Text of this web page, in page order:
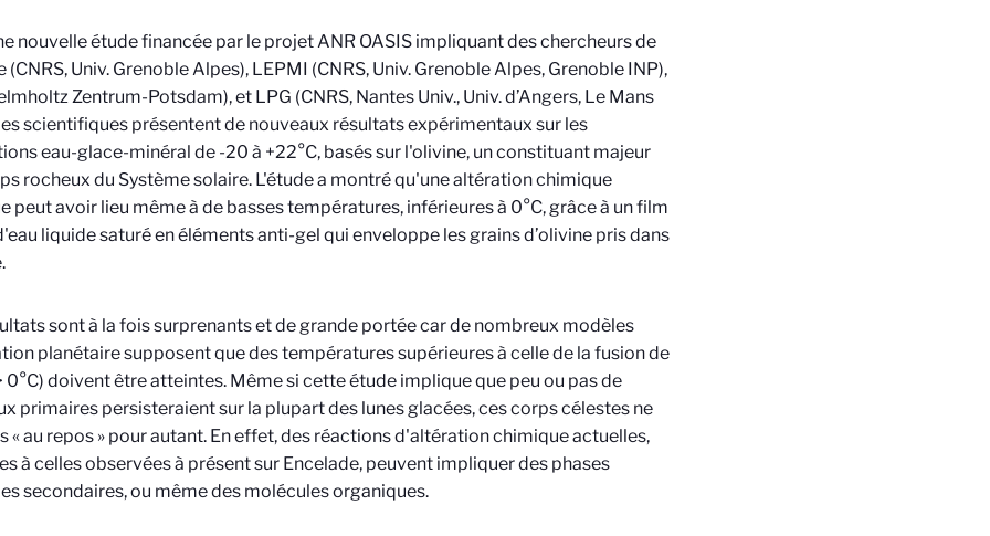
nouvelle étude financée par le projet ANR OASIS impliquant des chercheurs de
(CNRS, Univ. Grenoble Alpes), LEPMI (CNRS, Univ. Grenoble Alpes, Grenoble INP),
Zentrum-Potsdam), et LPG (CNRS, Nantes Univ., Univ. d’Angers, Le Mans
scientifiques présentent de nouveaux résultats expérimentaux sur les
eau-glace-minéral de -20 à +22°C, basés sur l'olivine, un constituant majeur
rocheux du Système solaire. L'étude a montré qu'une altération chimique
peut avoir lieu même à de basses températures, inférieures à 0°C, grâce à un film
liquide saturé en éléments anti-gel qui enveloppe les grains d’olivine pris dans
sont à la fois surprenants et de grande portée car de nombreux modèles
planétaire supposent que des températures supérieures à celle de la fusion de
0°C) doivent être atteintes. Même si cette étude implique que peu ou pas de
primaires persisteraient sur la plupart des lunes glacées, ces corps célestes ne
« au repos » pour autant. En effet, des réactions d'altération chimique actuelles,
à celles observées à présent sur Encelade, peuvent impliquer des phases
secondaires, ou même des molécules organiques.